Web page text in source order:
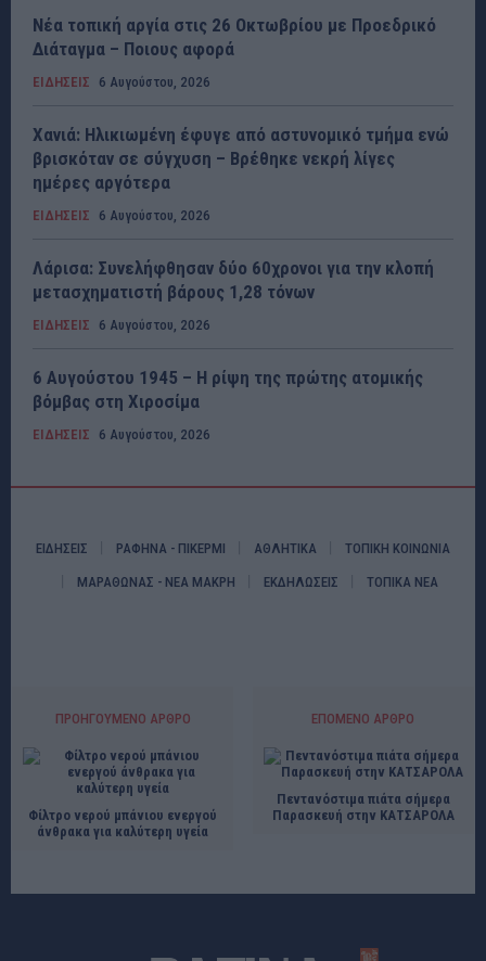
Νέα τοπική αργία στις 26 Οκτωβρίου με Προεδρικό
Διάταγμα – Ποιους αφορά
ΕΙΔΗΣΕΙΣ 6 Αυγούστου, 2026
Χανιά: Ηλικιωμένη έφυγε από αστυνομικό τμήμα ενώ
βρισκόταν σε σύγχυση – Βρέθηκε νεκρή λίγες
ημέρες αργότερα
ΕΙΔΗΣΕΙΣ 6 Αυγούστου, 2026
Λάρισα: Συνελήφθησαν δύο 60χρονοι για την κλοπή
μετασχηματιστή βάρους 1,28 τόνων
ΕΙΔΗΣΕΙΣ 6 Αυγούστου, 2026
6 Αυγούστου 1945 – Η ρίψη της πρώτης ατομικής
βόμβας στη Χιροσίμα
ΕΙΔΗΣΕΙΣ 6 Αυγούστου, 2026
ΕΙΔΗΣΕΙΣ ΡΑΦΗΝΑ - ΠΙΚΕΡΜΙ ΑΘΛΗΤΙΚΑ ΤΟΠΙΚΗ ΚΟΙΝΩΝΙΑ
ΜΑΡΑΘΩΝΑΣ - ΝΕΑ ΜΑΚΡΗ ΕΚΔΗΛΩΣΕΙΣ ΤΟΠΙΚΑ ΝΕΑ
ΠΡΟΗΓΟΎΜΕΝΟ ΆΡΘΡΟ
Φίλτρο νερού μπάνιου ενεργού
άνθρακα για καλύτερη υγεία
ΕΠΌΜΕΝΟ ΆΡΘΡΟ
Πεντανόστιμα πιάτα σήμερα
Παρασκευή στην ΚΑΤΣΑΡΟΛΑ